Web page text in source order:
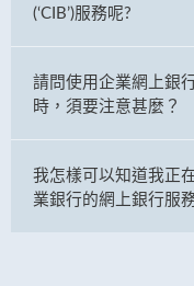
(‘CIB’)服務呢?
請問使用企業網上銀行
時，須要注意甚麼？
我怎樣可以知道我正
業銀行的網上銀行服